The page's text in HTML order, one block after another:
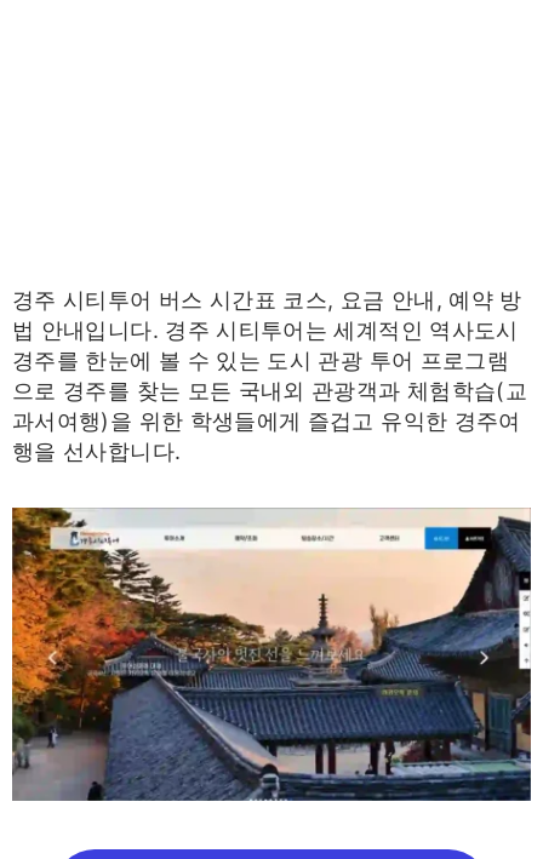
경주 시티투어 버스 시간표 코스, 요금 안내, 예약 방
법 안내입니다. 경주 시티투어는 세계적인 역사도시
경주를 한눈에 볼 수 있는 도시 관광 투어 프로그램
으로 경주를 찾는 모든 국내외 관광객과 체험학습(교
과서여행)을 위한 학생들에게 즐겁고 유익한 경주여
행을 선사합니다.